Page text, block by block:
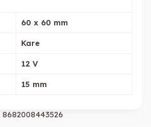
60 x 60 mm
Kare
12 V
15 mm
8682008443526